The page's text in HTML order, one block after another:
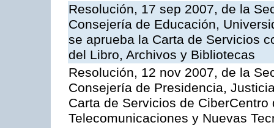
Resolución, 17 sep 2007, de la
Consejería de Educación,
se aprueba la Carta de Servicios
del Libro, Archivos y Bibliotecas
Resolución, 12 nov 2007, de la
Consejería de Presidencia,
Carta de Servicios de
Telecomunicaciones y Nuevas